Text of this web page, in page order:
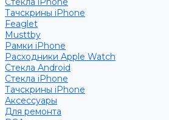
Тачскрины iPhone
Feaglet
Musttby
Рамки iPhone
Расходники Apple Watch
Стекла Android
Стекла iPhone
Тачскрины iPhone
Аксессуары
Для ремонта